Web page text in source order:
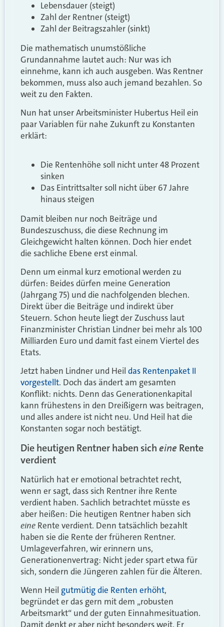
Lebensdauer (steigt)
Zahl der Rentner (steigt)
Zahl der Beitragszahler (sinkt)
Die mathematisch unumstößliche
Grundannahme lautet auch: Nur was ich
einnehme, kann ich auch ausgeben. Was Rentner
bekommen, muss also auch jemand bezahlen. So
weit zu den Fakten.
Nun hat unser Arbeitsminister Hubertus Heil ein
paar Variablen für nahe Zukunft zu Konstanten
erklärt:
Die Rentenhöhe soll nicht unter 48 Prozent
sinken
Das Eintrittsalter soll nicht über 67 Jahre
hinaus steigen
Damit bleiben nur noch Beiträge und
Bundeszuschuss, die diese Rechnung im
Gleichgewicht halten können. Doch hier endet
die sachliche Ebene erst einmal.
Denn um einmal kurz emotional werden zu
dürfen: Beides dürfen meine Generation
(Jahrgang 75) und die nachfolgenden blechen.
Direkt über die Beiträge und indirekt über
Steuern. Schon heute liegt der Zuschuss laut
Finanzminister Christian Lindner bei mehr als 100
Milliarden Euro und damit fast einem Viertel des
Etats.
Jetzt haben Lindner und Heil das Rentenpaket II
vorgestellt. Doch das ändert am gesamten
Konflikt: nichts. Denn das Generationenkapital
kann frühestens in den Dreißigern was beitragen,
und alles andere ist nicht neu. Und Heil hat die
Konstanten sogar noch bestätigt.
Die heutigen Rentner haben sicheine Rente
verdient
Natürlich hat er emotional betrachtet recht,
wenn er sagt, dass sich Rentner ihre Rente
verdient haben. Sachlich betrachtet müsste es
aber heißen: Die heutigen Rentner haben sich
eine Rente verdient. Denn tatsächlich bezahlt
haben sie die Rente der früheren Rentner.
Umlageverfahren, wir erinnern uns,
Generationenvertrag: Nicht jeder spart etwa für
sich, sondern die Jüngeren zahlen für die Älteren.
Wenn Heil gutmütig die Renten erhöht,
begründet er das gern mit dem „robusten
Arbeitsmarkt“ und der guten Einnahmesituation.
Damit denkt er aber nicht besonders weit. Er